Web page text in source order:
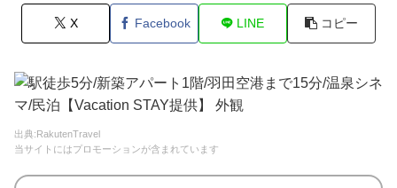
X Facebook LINE コピー
出典:RakutenTravel
当サイトにはプロモーションが含まれています